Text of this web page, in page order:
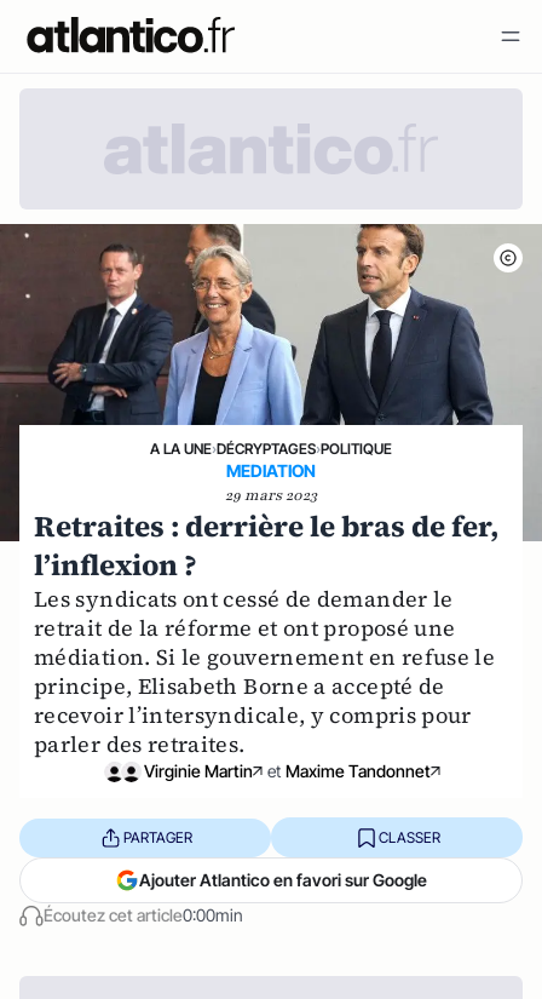
A LA UNE›DÉCRYPTAGES›POLITIQUE
MEDIATION
29 mars 2023
Retraites : derrière le bras de fer,
l’inflexion ?
Les syndicats ont cessé de demander le
retrait de la réforme et ont proposé une
médiation. Si le gouvernement en refuse le
principe, Elisabeth Borne a accepté de
recevoir l’intersyndicale, y compris pour
parler des retraites.
Virginie Martin et Maxime Tandonnet
Écoutez cet article0:00min
PARTAGER CLASSER
Ajouter Atlantico en favori sur Google